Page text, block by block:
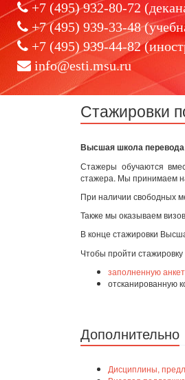
+7 (495) 932-80-72
+7 (495) 939-33-48
+7 (495) 939-44-82
info@esti.msu.ru
Стажировки
Высшая школа перевода
Стажеры обучаются
стажера. Мы принимаем
При наличии свободных
Также мы оказываем
В конце стажировки
Чтобы пройти
заполненную
отсканированную
Дополнительно
Дисциплины,